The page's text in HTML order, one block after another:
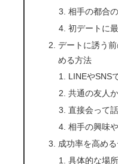
相手の都合
初デートに
デートに誘う
める方法
LINEやSNS
共通の友人
直接会って
相手の興味
成功率を高め
具体的な場